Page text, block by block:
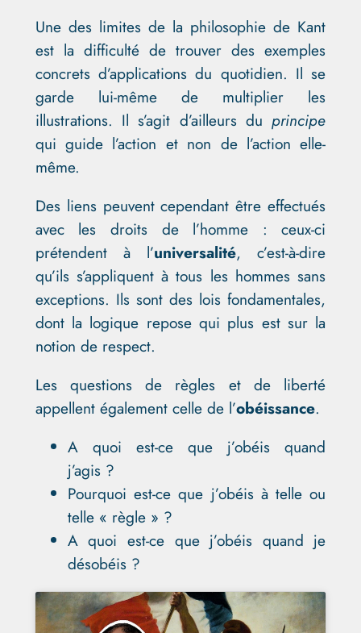
Une des limites de la philosophie de Kant
est la difficulté de trouver des exemples
concrets d’applications du quotidien. Il se
garde lui-même de multiplier les
illustrations. Il s’agit d’ailleurs duprincipe
qui guide l’action et non de l’action elle-
même.
Des liens peuvent cependant être effectués
avec les droits de l’homme : ceux-ci
prétendent à l’universalité, c’est-à-dire
qu’ils s’appliquent à tous les hommes sans
exceptions. Ils sont des lois fondamentales,
dont la logique repose qui plus est sur la
notion de respect.
Les questions de règles et de liberté
appellent également celle de l’obéissance.
A quoi est-ce que j’obéis quand
j’agis ?
Pourquoi est-ce que j’obéis à telle ou
telle « règle » ?
A quoi est-ce que j’obéis quand je
désobéis ?